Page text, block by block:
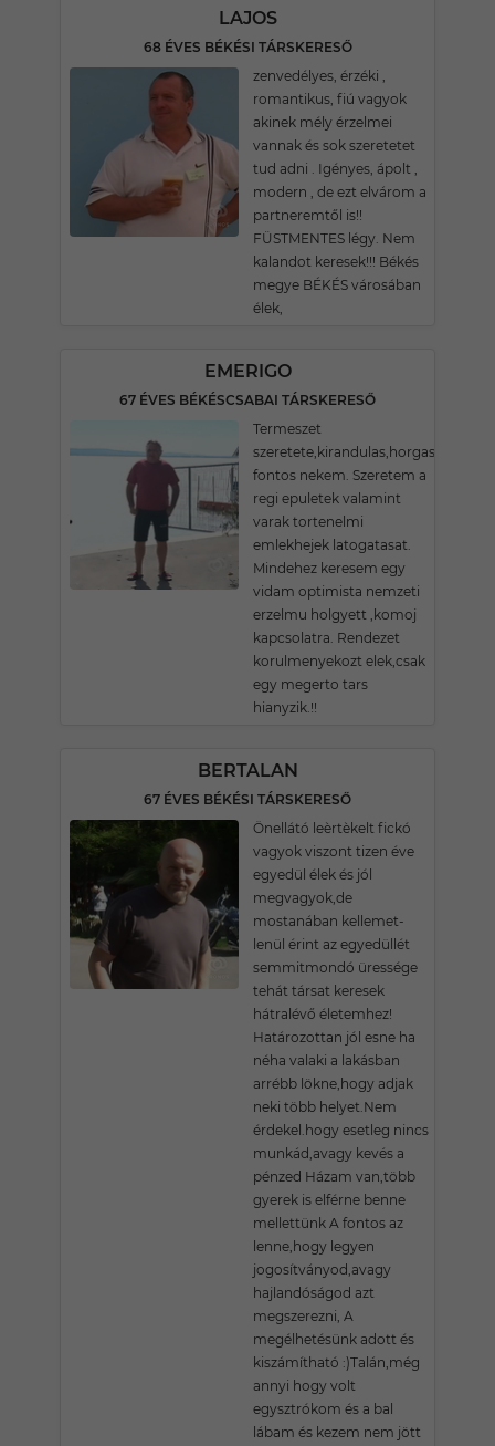
LAJOS
68 ÉVES BÉKÉSI TÁRSKERESŐ
zenvedélyes, érzéki ,
romantikus, fiú vagyok
akinek mély érzelmei
vannak és sok szeretetet
tud adni . Igényes, ápolt ,
modern , de ezt elvárom a
partneremtől is!!
FÜSTMENTES légy. Nem
kalandot keresek!!! Békés
megye BÉKÉS városában
élek,
EMERIGO
67 ÉVES BÉKÉSCSABAI TÁRSKERESŐ
Termeszet
fontos nekem. Szeretem a
regi epuletek valamint
varak tortenelmi
emlekhejek latogatasat.
Mindehez keresem egy
vidam optimista nemzeti
erzelmu holgyett ,komoj
kapcsolatra. Rendezet
korulmenyekozt elek,csak
egy megerto tars
hianyzik.!!
BERTALAN
67 ÉVES BÉKÉSI TÁRSKERESŐ
Önellátó leèrtèkelt fickó
vagyok viszont tizen éve
egyedül élek és jól
megvagyok,de
mostanában kellemet-
lenül érint az egyedüllét
semmitmondó üressége
tehát társat keresek
hátralévő életemhez!
Határozottan jól esne ha
néha valaki a lakásban
arrébb lökne,hogy adjak
neki több helyet.Nem
érdekel.hogy esetleg nincs
munkád,avagy kevés a
pénzed Házam van,több
gyerek is elférne benne
mellettünk A fontos az
lenne,hogy legyen
jogosítványod,avagy
hajlandóságod azt
megszerezni, A
megélhetésünk adott és
kiszámítható :)Talán,még
annyi hogy volt
egysztrókom és a bal
lábam és kezem nem jött